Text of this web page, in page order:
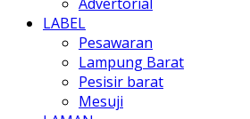
LABEL
Pesawaran
Lampung Barat
Pesisir barat
Mesuji